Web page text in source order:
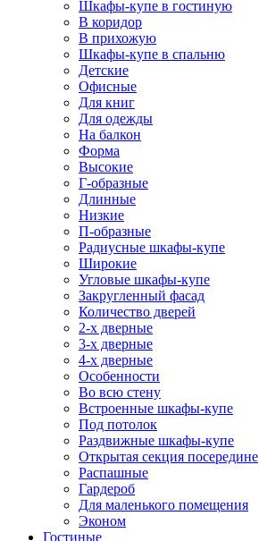
Шкафы-купе в гостиную
В коридор
В прихожую
Шкафы-купе в спальню
Детские
Офисные
Для книг
Для одежды
На балкон
Форма
Высокие
Г-образные
Длинные
Низкие
П-образные
Радиусные шкафы-купе
Широкие
Угловые шкафы-купе
Закругленный фасад
Количество дверей
2-х дверные
3-х дверные
4-х дверные
Особенности
Во всю стену
Встроенные шкафы-купе
Под потолок
Раздвижные шкафы-купе
Открытая секция посередине
Распашные
Гардероб
Для маленького помещения
Эконом
Гостиные